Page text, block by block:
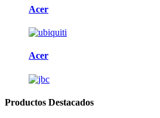
Acer
Acer
Productos Destacados